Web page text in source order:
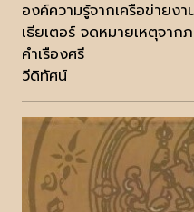
องค์ความรู้จากเครือข่ายง
เธียเตอร์ จดหมายเหตุจา
คำเรืองศรี
วีดิทัศน์